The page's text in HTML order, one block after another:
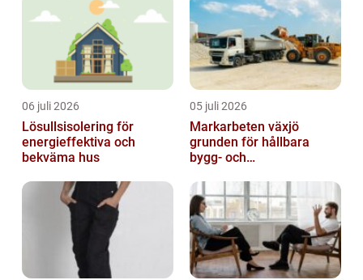
06 juli 2026
Lösullsisolering för
energieffektiva och
bekväma hus
05 juli 2026
Markarbeten växjö
grunden för hållbara
bygg- och